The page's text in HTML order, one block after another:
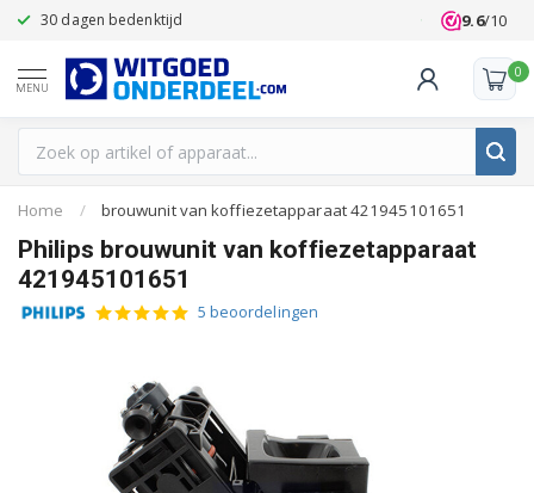
30 dagen bedenktijd Klanten
9.6/10
MENU
0
Home / brouwunit van koffiezetapparaat 421945101651
Philips brouwunit van koffiezetapparaat
421945101651
5 beoordelingen